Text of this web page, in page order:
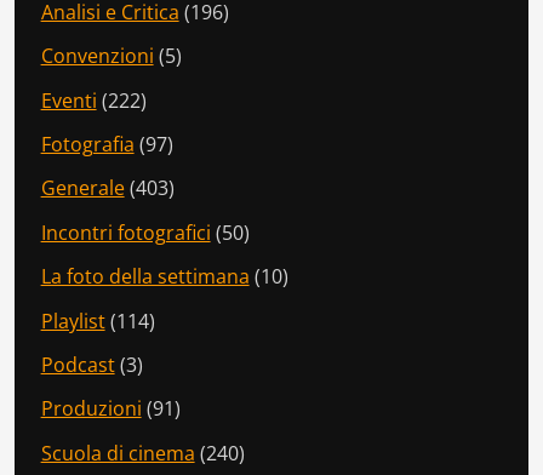
Analisi e Critica (196)
Convenzioni (5)
Eventi (222)
Fotografia (97)
Generale(403)
Incontri fotografici (50)
La foto della settimana (10)
Playlist(114)
Podcast(3)
Produzioni (91)
Scuola di cinema (240)